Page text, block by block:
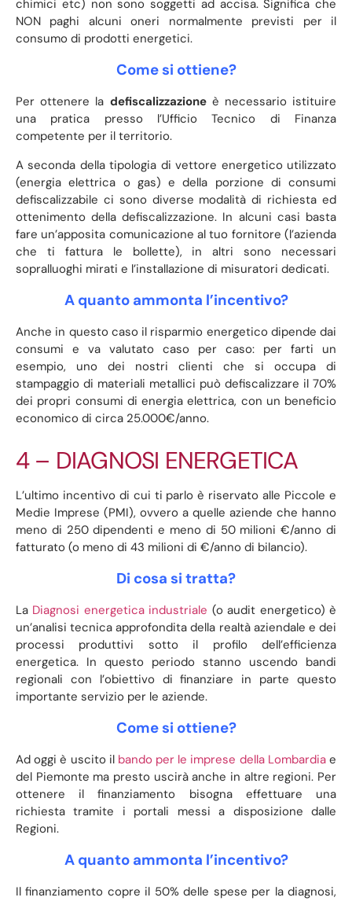
chimici etc) non sono soggetti ad accisa. Significa che
NON paghi alcuni oneri normalmente previsti per il
consumo di prodotti energetici.
Come si ottiene?
Per ottenere la defiscalizzazione è necessario istituire
una pratica presso l’Ufficio Tecnico di Finanza
competente per il territorio.
A seconda della tipologia di vettore energetico utilizzato
(energia elettrica o gas) e della porzione di consumi
defiscalizzabile ci sono diverse modalità di richiesta ed
ottenimento della defiscalizzazione. In alcuni casi basta
fare un’apposita comunicazione al tuo fornitore (l’azienda
che ti fattura le bollette), in altri sono necessari
sopralluoghi mirati e l’installazione di misuratori dedicati.
A quanto ammonta l’incentivo?
Anche in questo caso il risparmio energetico dipende dai
consumi e va valutato caso per caso: per farti un
esempio, uno dei nostri clienti che si occupa di
stampaggio di materiali metallici può defiscalizzare il 70%
dei propri consumi di energia elettrica, con un beneficio
economico di circa 25.000€/anno.
4 – DIAGNOSI ENERGETICA
L’ultimo incentivo di cui ti parlo è riservato alle Piccole e
Medie Imprese (PMI), ovvero a quelle aziende che hanno
meno di 250 dipendenti e meno di 50 milioni €/anno di
fatturato (o meno di 43 milioni di €/anno di bilancio).
Di cosa si tratta?
La Diagnosi energetica industriale (o audit energetico) è
un’analisi tecnica approfondita della realtà aziendale e dei
processi produttivi sotto il profilo dell’efficienza
energetica. In questo periodo stanno uscendo bandi
regionali con l’obiettivo di finanziare in parte questo
importante servizio per le aziende.
Come si ottiene?
Ad oggi è uscito il bando per le imprese della Lombardiae
del Piemonte ma presto uscirà anche in altre regioni. Per
ottenere il finanziamento bisogna effettuare una
richiesta tramite i portali messi a disposizione dalle
Regioni.
A quanto ammonta l’incentivo?
Il finanziamento copre il 50% delle spese per la diagnosi,